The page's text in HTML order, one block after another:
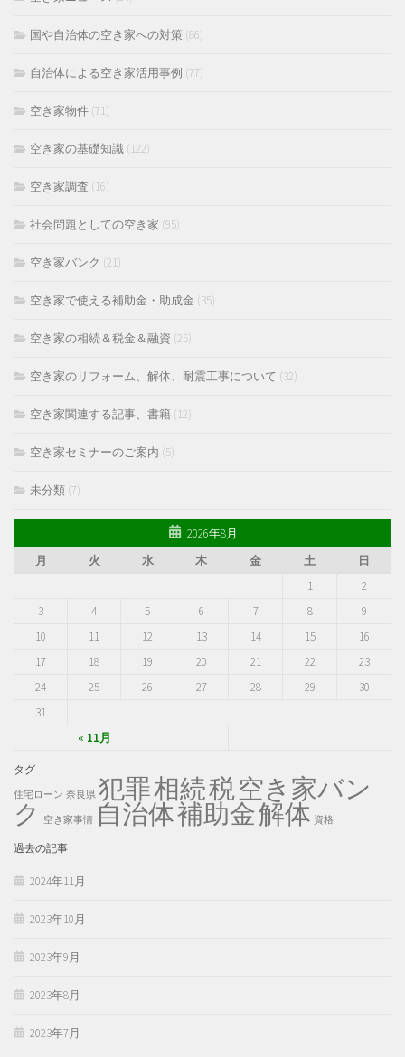
国や自治体の空き家への対策 (86)
自治体による空き家活用事例 (77)
空き家物件 (71)
空き家の基礎知識 (122)
空き家調査 (16)
社会問題としての空き家 (95)
空き家バンク (21)
空き家で使える補助金・助成金 (35)
空き家の相続＆税金＆融資 (25)
空き家のリフォーム、解体、耐震工事について (32)
空き家関連する記事、書籍 (12)
空き家セミナーのご案内 (5)
未分類 (7)
2026年8月
月
火 水 木 金 土 日
« 11月
1
2
3
4 5 6 7 8
9
10
11 12 13 14 15
16
17
18 19 20 21 22
23
24
25 26 27 28 29
30
31
タグ
住宅ローン 奈良県 犯罪相続税空き家バン
ク 空き家事情 自治体補助金解体 資格
過去の記事
2024年11月
2023年10月
2023年9月
2023年8月
2023年7月